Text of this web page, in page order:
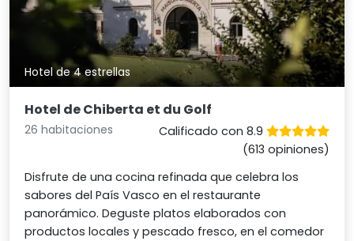
Hotel de 4 estrellas
Hotel de Chiberta et du Golf
26 habitaciones
Calificado con 8.9
(613 opiniones)
Disfrute de una cocina refinada que celebra los
sabores del País Vasco en el restaurante
panorámico. Deguste platos elaborados con
productos locales y pescado fresco, en el comedor